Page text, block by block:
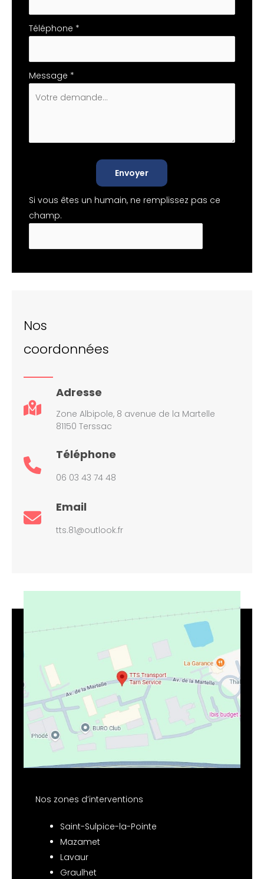
Téléphone *
Message *
Envoyer
Si vous êtes un humain, ne remplissez pas ce
champ.
Nos
coordonnées
Adresse
Zone Albipole, 8 avenue de la Martelle
81150 Terssac
Téléphone
06 03 43 74 48
Email
tts.81@outlook.fr
Nos zones d’interventions
Saint-Sulpice-la-Pointe
Mazamet
Lavaur
Graulhet